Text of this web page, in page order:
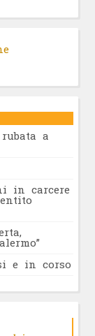
rubata a
in carcere
e in corso